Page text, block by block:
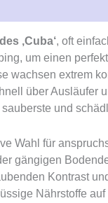
‚Cuba‘, oft
um einen
wachsen extrem
über Ausläufer
und
Wahl für
gängigen
Kontrast
Nährstoffe